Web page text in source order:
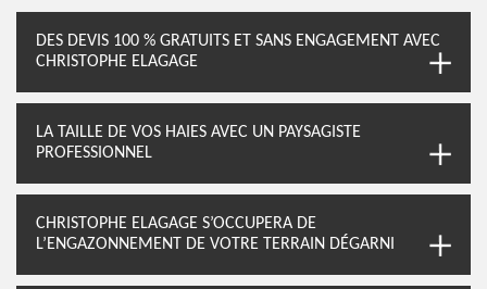
DES DEVIS 100 % GRATUITS ET SANS ENGAGEMENT AVEC
CHRISTOPHE ELAGAGE
LA TAILLE DE VOS HAIES AVEC UN PAYSAGISTE
PROFESSIONNEL
CHRISTOPHE ELAGAGE S’OCCUPERA DE
L’ENGAZONNEMENT DE VOTRE TERRAIN DÉGARNI